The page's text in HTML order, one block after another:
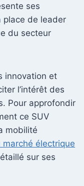
ses
place de leader
du secteur
innovation et
l’intérêt des
Pour approfondir
ce SUV
mobilité
marché électrique
sur ses